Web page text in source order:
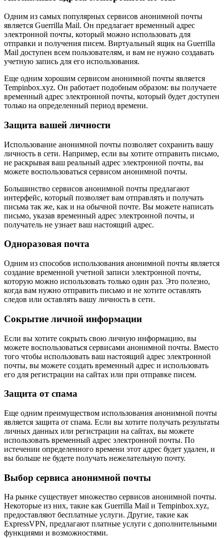
Одним из самых популярных сервисов анонимной почты
является Guerrilla Mail. Он предлагает временный адрес
электронной почты, который можно использовать для
отправки и получения писем. Виртуальный ящик на Guerrilla
Mail доступен всем пользователям, и вам не нужно создавать
учетную запись для его использования.
Еще одним хорошим сервисом анонимной почты является
Tempinbox.xyz. Он работает подобным образом: вы получаете
временный адрес электронной почты, который будет доступен
только на определенный период времени.
Защита вашей личности
Использование анонимной почты позволяет сохранить вашу
личность в сети. Например, если вы хотите отправить письмо,
не раскрывая ваш реальный адрес электронной почты, вы
можете воспользоваться сервисом анонимной почты.
Большинство сервисов анонимной почты предлагают
интерфейс, который позволяет вам отправлять и получать
письма так же, как и на обычной почте. Вы можете написать
письмо, указав временный адрес электронной почты, и
получатель не узнает ваш настоящий адрес.
Одноразовая почта
Одним из способов использования анонимной почты является
создание временной учетной записи электронной почты,
которую можно использовать только один раз. Это полезно,
когда вам нужно отправить письмо и не хотите оставлять
следов или оставлять вашу личность в сети.
Сокрытие личной информации
Если вы хотите сокрыть свою личную информацию, вы
можете воспользоваться сервисами анонимной почты. Вместо
того чтобы использовать ваш настоящий адрес электронной
почты, вы можете создать временный адрес и использовать
его для регистрации на сайтах или при отправке писем.
Защита от спама
Еще одним преимуществом использования анонимной почты
является защита от спама. Если вы хотите получать результаты
личных данных или регистрации на сайтах, вы можете
использовать временный адрес электронной почты. По
истечении определенного времени этот адрес будет удален, и
вы больше не будете получать нежелательную почту.
Выбор сервиса анонимной почты
На рынке существует множество сервисов анонимной почты.
Некоторые из них, такие как Guerrilla Mail и Tempinbox.xyz,
предоставляют бесплатные услуги. Другие, такие как
ExpressVPN, предлагают платные услуги с дополнительными
функциями и возможностями.